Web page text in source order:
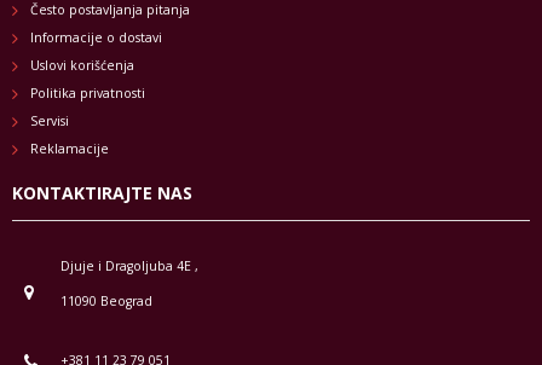
Često postavljanja pitanja
Informacije o dostavi
Uslovi korišćenja
Politika privatnosti
Servisi
Reklamacije
KONTAKTIRAJTE NAS
Djuje i Dragoljuba 4E ,
11090 Beograd
+381 11 23 79 051